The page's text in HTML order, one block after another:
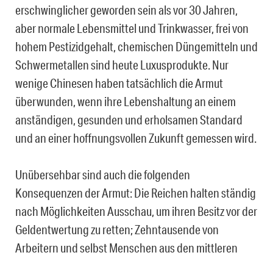
erschwinglicher geworden sein als vor 30 Jahren,
aber normale Lebensmittel und Trinkwasser, frei von
hohem Pestizidgehalt, chemischen Düngemitteln und
Schwermetallen sind heute Luxusprodukte. Nur
wenige Chinesen haben tatsächlich die Armut
überwunden, wenn ihre Lebenshaltung an einem
anständigen, gesunden und erholsamen Standard
und an einer hoffnungsvollen Zukunft gemessen wird.
Unübersehbar sind auch die folgenden
Konsequenzen der Armut: Die Reichen halten ständig
nach Möglichkeiten Ausschau, um ihren Besitz vor der
Geldentwertung zu retten; Zehntausende von
Arbeitern und selbst Menschen aus den mittleren